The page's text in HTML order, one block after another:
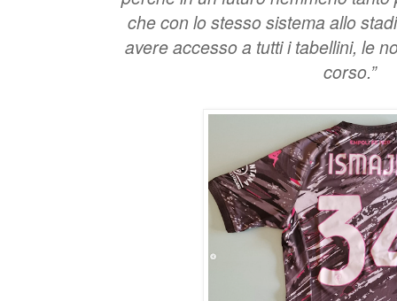
che con lo stesso sistema allo
avere accesso a tutti i tabellini, le
corso.”